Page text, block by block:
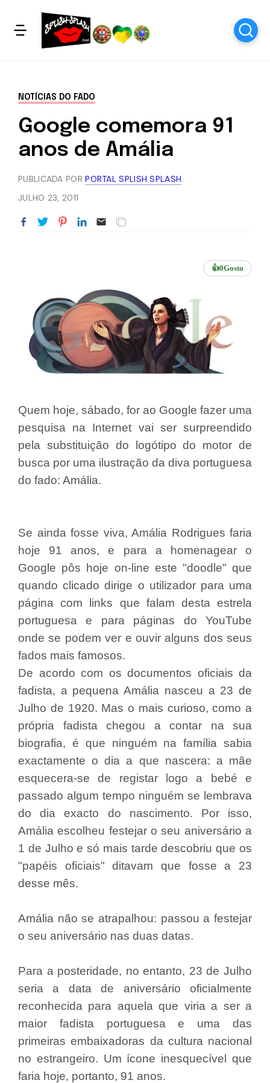
NOTÍCIAS DO FADO
Google comemora 91
anos de Amália
PUBLICADA PORPORTAL SPLISH SPLASH
JULHO 23, 2011
👍0Gosto
Quem hoje, sábado, for ao Google fazer uma
pesquisa na Internet vai ser surpreendido
pela substituição do logótipo do motor de
busca por uma ilustração da diva portuguesa
do fado: Amália.
Se ainda fosse viva, Amália Rodrigues faria
hoje 91 anos, e para a homenagear o
Google pôs hoje on-line este "doodle" que
quando clicado dirige o utilizador para uma
página com links que falam desta estrela
portuguesa e para páginas do YouTube
onde se podem ver e ouvir alguns dos seus
fados mais famosos.
De acordo com os documentos oficiais da
fadista, a pequena Amália nasceu a 23 de
Julho de 1920. Mas o mais curioso, como a
própria fadista chegou a contar na sua
biografia, é que ninguém na família sabia
exactamente o dia a que nascera: a mãe
esquecera-se de registar logo a bebé e
passado algum tempo ninguém se lembrava
do dia exacto do nascimento. Por isso,
Amália escolheu festejar o seu aniversário a
1 de Julho e só mais tarde descobriu que os
"papéis oficiais" ditavam que fosse a 23
desse mês.
Amália não se atrapalhou: passou a festejar
o seu aniversário nas duas datas.
Para a posteridade, no entanto, 23 de Julho
seria a data de aniversário oficialmente
reconhecida para aquela que viria a ser a
maior fadista portuguesa e uma das
primeiras embaixadoras da cultura nacional
no estrangeiro. Um ícone inesquecível que
faria hoje, portanto, 91 anos.